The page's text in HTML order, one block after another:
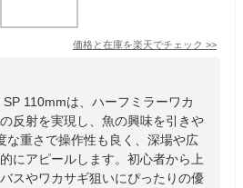
価格と在庫を楽天でチェック >>
110mmは、ハーフミラーワカ
反射を実現し、魚の興味を引きや
な重さで操作性も良く、深場や広
にアピールします。初心者から上
スやワカサギ狙いにぴったりの優